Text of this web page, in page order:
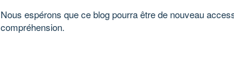
Nous espérons que ce blog pourra être de nouveau
compréhension.